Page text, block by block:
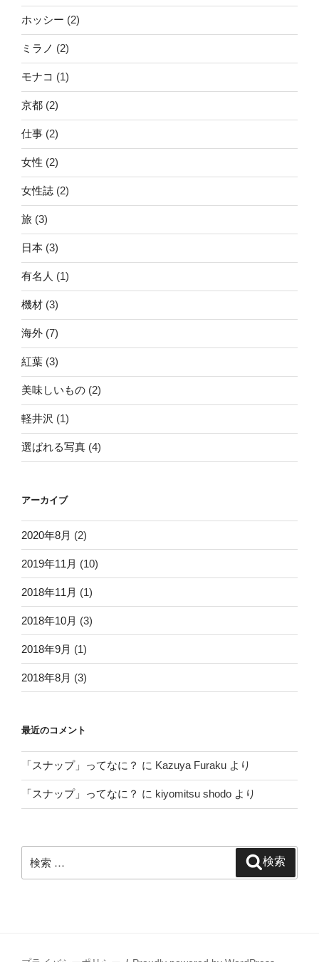
ホッシー (2)
ミラノ (2)
モナコ (1)
京都 (2)
仕事 (2)
女性 (2)
女性誌 (2)
旅 (3)
日本 (3)
有名人 (1)
機材 (3)
海外 (7)
紅葉 (3)
美味しいもの (2)
軽井沢 (1)
選ばれる写真 (4)
アーカイブ
2020年8月 (2)
2019年11月 (10)
2018年11月 (1)
2018年10月 (3)
2018年9月 (1)
2018年8月 (3)
最近のコメント
「スナップ」ってなに？ に Kazuya Furaku より
「スナップ」ってなに？ に kiyomitsu shodo より
索:
検索